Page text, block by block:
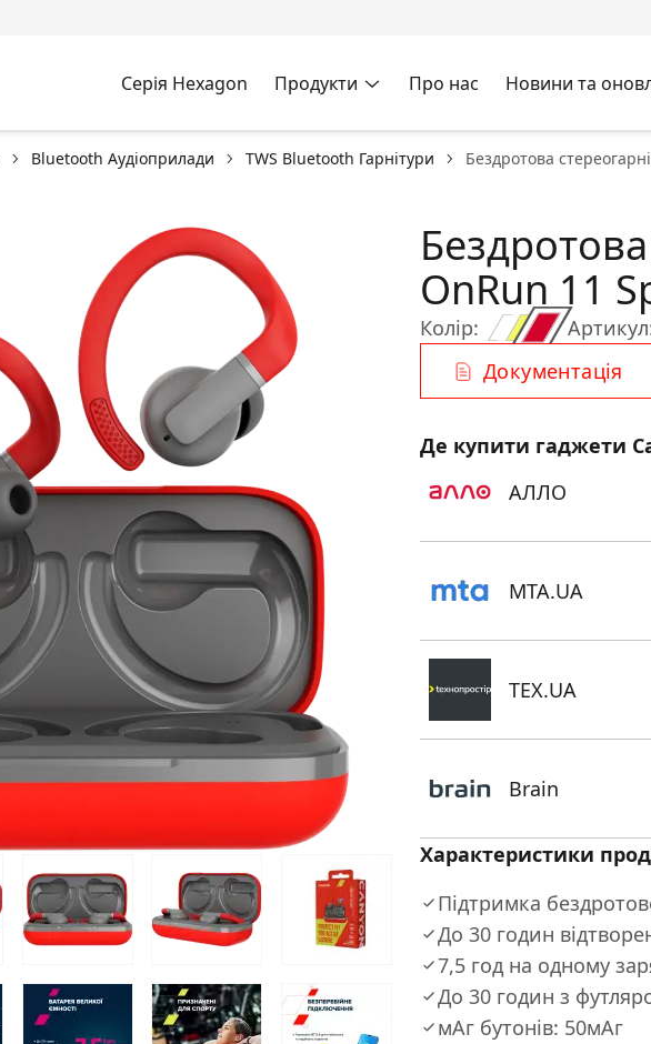
Серія Hexagon Продукти Про нас Новини та
Bluetooth Aудіоприлади TWS Bluetooth Гарнітури Бездротова
Колір:
OnRun 11
Документація
Характеристики
Підтримка
До 30 годин
7,5 год на одному
До 30 годин з
мАг бутонів: 50мАг
Де купити гаджети
АЛЛО
MTA.UA
TEX.UA
Brain